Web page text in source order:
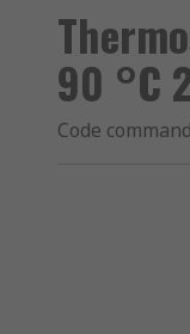
90 °C
Code